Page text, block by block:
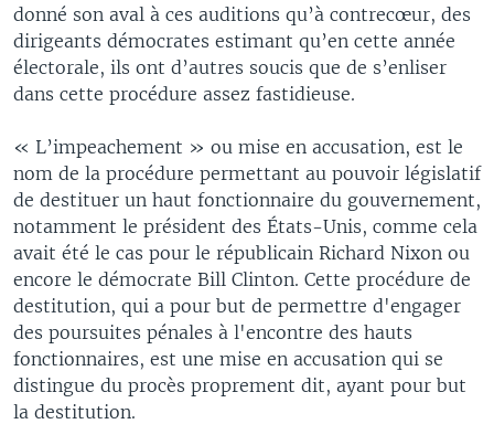
donné son aval à ces auditions qu’à contrecœur, des
dirigeants démocrates estimant qu’en cette année
électorale, ils ont d’autres soucis que de s’enliser
dans cette procédure assez fastidieuse.
« L’impeachement » ou mise en accusation, est le
nom de la procédure permettant au pouvoir législatif
de destituer un haut fonctionnaire du gouvernement,
notamment le président des États-Unis, comme cela
avait été le cas pour le républicain Richard Nixon ou
encore le démocrate Bill Clinton. Cette procédure de
destitution, qui a pour but de permettre d'engager
des poursuites pénales à l'encontre des hauts
fonctionnaires, est une mise en accusation qui se
distingue du procès proprement dit, ayant pour but
la destitution.